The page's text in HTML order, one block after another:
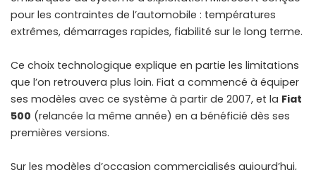
pour les contraintes de l’automobile : températures
extrêmes, démarrages rapides, fiabilité sur le long terme.
Ce choix technologique explique en partie les limitations
que l’on retrouvera plus loin. Fiat a commencé à équiper
ses modèles avec ce système à partir de 2007, et la Fiat
500 (relancée la même année) en a bénéficié dès ses
premières versions.
Sur les modèles d’occasion commercialisés aujourd’hui,